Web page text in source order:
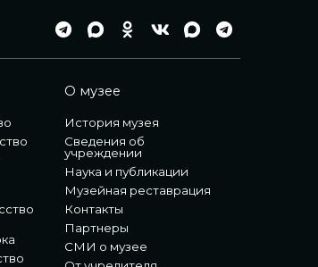
О музее
История музея
Сведения об
учреждении
Наука и публикации
Музейная реставрация
Контакты
Партнеры
СМИ о музее